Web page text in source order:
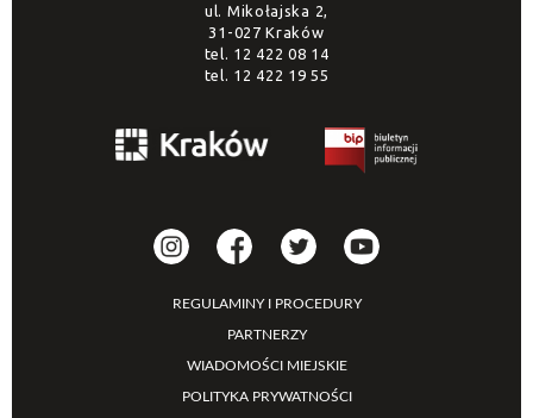
ul. Mikołajska 2,
31-027 Kraków
tel. 12 422 08 14
tel. 12 422 19 55
REGULAMINY I PROCEDURY
PARTNERZY
WIADOMOŚCI MIEJSKIE
POLITYKA PRYWATNOŚCI